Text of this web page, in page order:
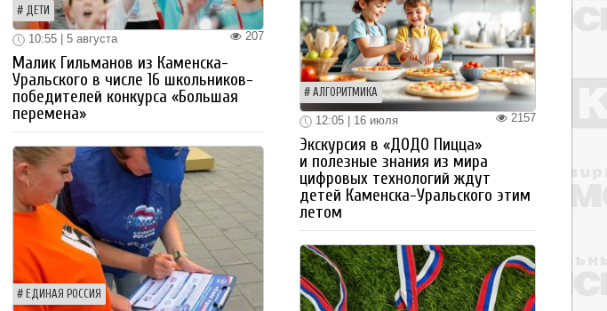
ДЕТИ
207
10:55 | 5 августа
Малик Гильманов из Каменска-
Уральского в числе 16 школьников-
победителей конкурса «Большая
перемена»
ЕДИНАЯ РОССИЯ
АЛГОРИТМИКА
2157
12:05 | 16 июля
Экскурсия в «ДОДО Пицца»
и полезные знания из мира
цифровых технологий ждут
детей Каменска-Уральского этим
летом